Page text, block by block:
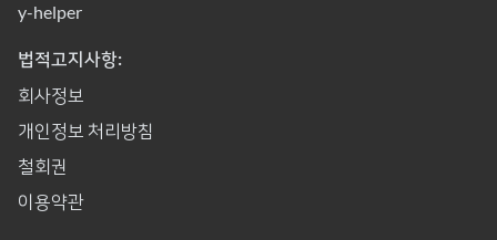
y-helper
법적고지사항:
회사정보
개인정보 처리방침
철회권
이용약관